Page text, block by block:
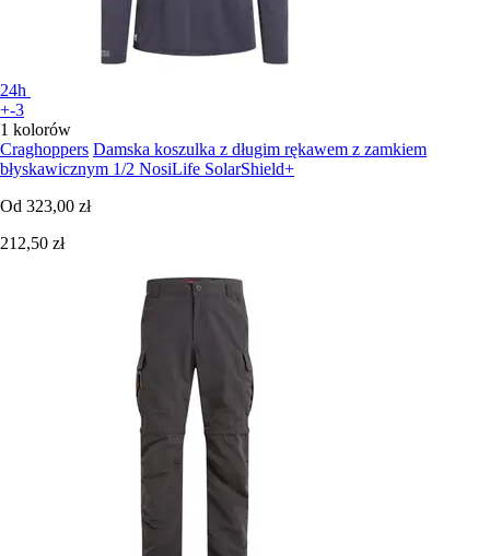
24h
+-3
1 kolorów
Craghoppers Damska koszulka z długim rękawem z zamkiem
błyskawicznym 1/2 NosiLife SolarShield+
Od 323,00 zł
212,50 zł